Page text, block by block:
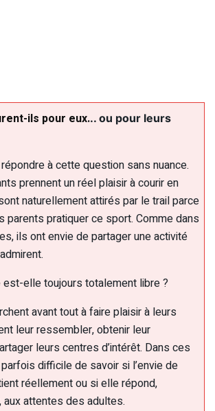
ils pour eux... ou pour leurs
à cette question sans nuance.
prennent un réel plaisir à courir en
naturellement attirés par le trail parce
parents pratiquer ce sport. Comme dans
ils ont envie de partager une activité
elle toujours totalement libre ?
avant tout à faire plaisir à leurs
leur ressembler, obtenir leur
leurs centres d’intérêt. Dans ces
difficile de savoir si l’envie de
réellement ou si elle répond,
aux attentes des adultes.